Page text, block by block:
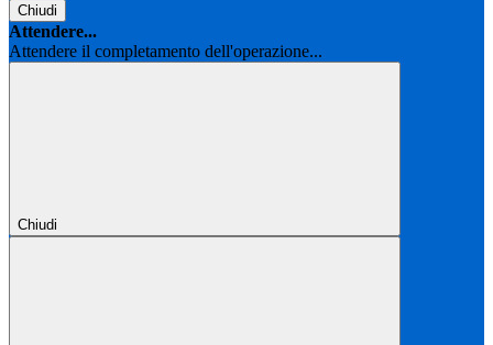
Chiudi
Attendere...
Attendere il completamento dell'operazione...
Chiudi